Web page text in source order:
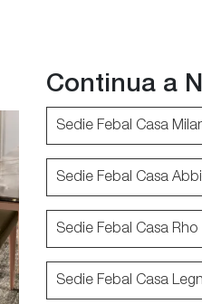
Continua a
Sedie Febal Casa
Sedie Febal Casa
Sedie Febal Casa Rho
Sedie Febal Casa